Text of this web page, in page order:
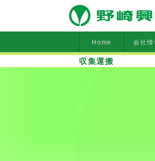
Home 会社情
収集運搬